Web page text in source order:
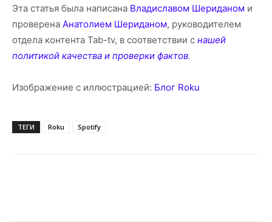
Эта статья была написана Владиславом Шериданом и
проверена Анатолием Шериданом, руководителем
отдела контента Tab-tv, в соответствии с нашей
политикой качества и проверки фактов.
Изображение с иллюстрацией: Блог Roku
ТЕГИ Roku Spotify